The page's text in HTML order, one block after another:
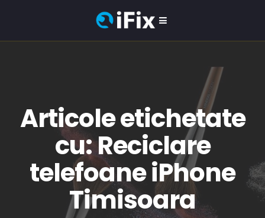
Articole etichetate
cu: Reciclare
telefoane iPhone
Timisoara